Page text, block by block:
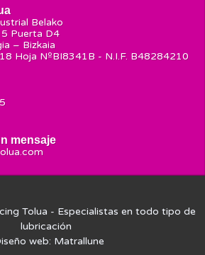
Belako
Puerta D4
– Bizkaia
Hoja NºBI8341B - N.I.F. B48284210
mensaje
Tolua - Especialistas en todo tipo de
lubricación
web: Matrallune